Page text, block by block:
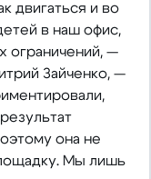
двигаться и во
в наш офис,
ограничений, —
Зайченко, —
она не
Мы лишь